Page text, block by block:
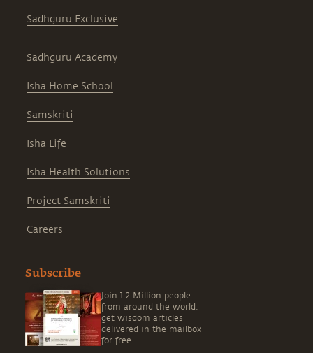
Sadhguru Exclusive
Sadhguru Academy
Isha Home School
Samskriti
Isha Life
Isha Health Solutions
Project Samskriti
Careers
Subscribe
Join 1.2 Million people
from around the world,
get wisdom articles
delivered in the mailbox
for free.